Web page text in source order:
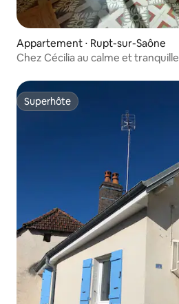
Appartement ⋅ Rupt-sur-Saône
Chez Cécilia au calme et tranquille
Superhôte
Superhôte